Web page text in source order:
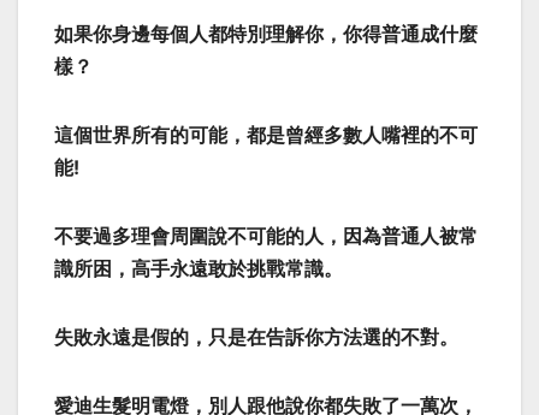
如果你身邊每個人都特別理解你，你得普通成什麼
樣？
這個世界所有的可能，都是曾經多數人嘴裡的不可
能!
不要過多理會周圍說不可能的人，因為普通人被常
識所困，高手永遠敢於挑戰常識。
失敗永遠是假的，只是在告訴你方法選的不對。
愛迪生髮明電燈，別人跟他說你都失敗了一萬次，